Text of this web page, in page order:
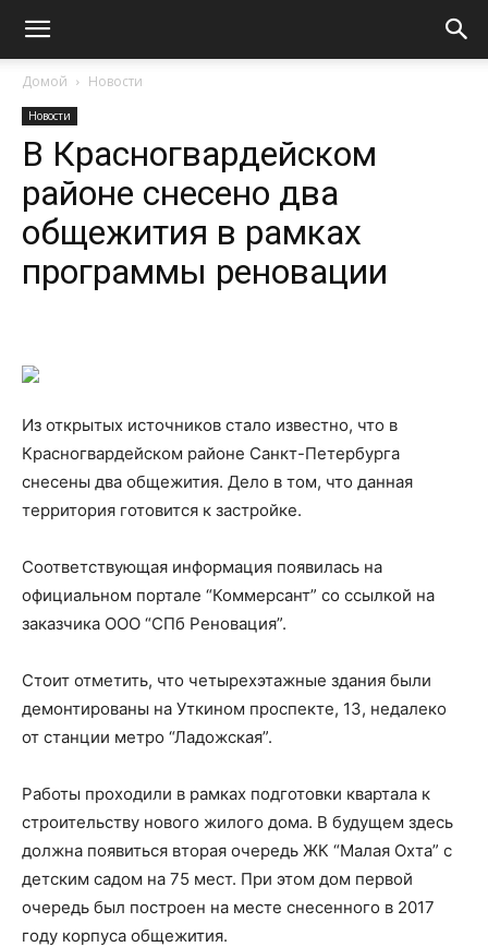
Домой Новости
Новости
В Красногвардейском
районе снесено два
общежития в рамках
программы реновации
Из открытых источников стало известно, что в
Красногвардейском районе Санкт-Петербурга
снесены два общежития. Дело в том, что данная
территория готовится к застройке.
Соответствующая информация появилась на
официальном портале “Коммерсант” со ссылкой на
заказчика ООО “СПб Реновация”.
Стоит отметить, что четырехэтажные здания были
демонтированы на Уткином проспекте, 13, недалеко
от станции метро “Ладожская”.
Работы проходили в рамках подготовки квартала к
строительству нового жилого дома. В будущем здесь
должна появиться вторая очередь ЖК “Малая Охта” с
детским садом на 75 мест. При этом дом первой
очередь был построен на месте снесенного в 2017
году корпуса общежития.